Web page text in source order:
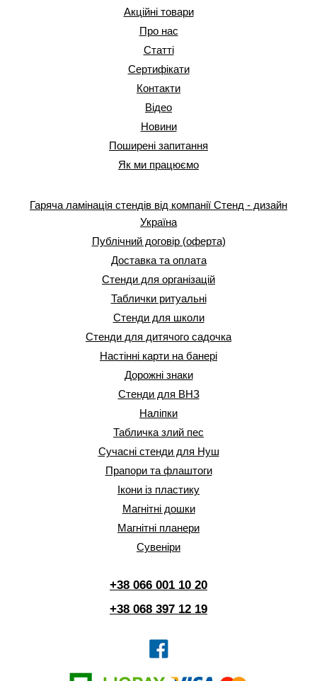
Акційні товари
Про нас
Статті
Сертифікати
Контакти
Відео
Новини
Поширені запитання
Як ми працюємо
Гаряча ламінація стендів від компанії Стенд - дизайн
Україна
Публічний договір (оферта)
Доставка та оплата
Стенди для організацій
Таблички ритуальні
Стенди для школи
Стенди для дитячого садочка
Настінні карти на банері
Дорожні знаки
Стенди для ВНЗ
Наліпки
Табличка злий пес
Сучасні стенди для Нуш
Прапори та флаштоги
Ікони із пластику
Магнітні дошки
Магнітні планери
Сувеніри
+38 066 001 10 20
+38 068 397 12 19